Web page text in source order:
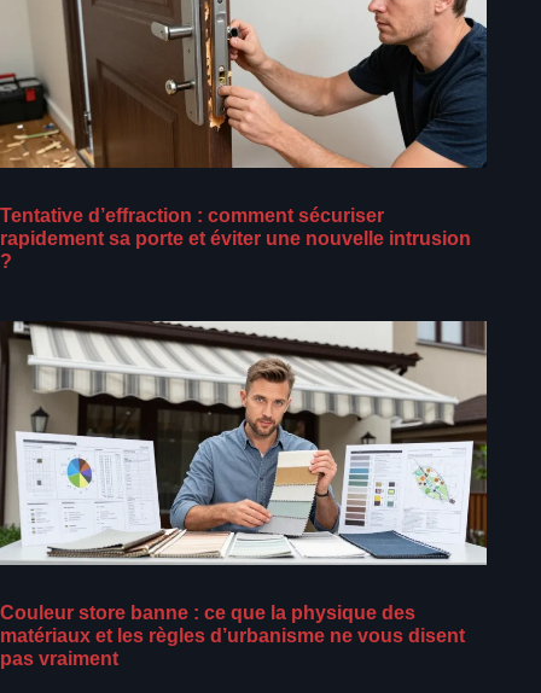
Tentative d’effraction : comment sécuriser
rapidement sa porte et éviter une nouvelle intrusion
?
Couleur store banne : ce que la physique des
matériaux et les règles d’urbanisme ne vous disent
pas vraiment